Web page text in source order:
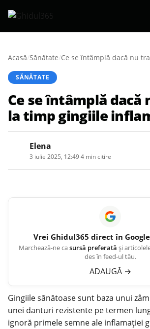
Acasă/Sănătate/
SĂNĂTATE
Ce se întâmplă dacă
la timp gingiile
Elena
3 iulie 2025, 12:494 min citire
Vrei Ghidul365 direct în
Marchează-ne casursă preferată și
des în feed-ul tău.
ADAUGĂ →
Gingiile sănătoase sunt baza unui
unei danturi rezistente pe termen
ignoră primele semneale inflamației